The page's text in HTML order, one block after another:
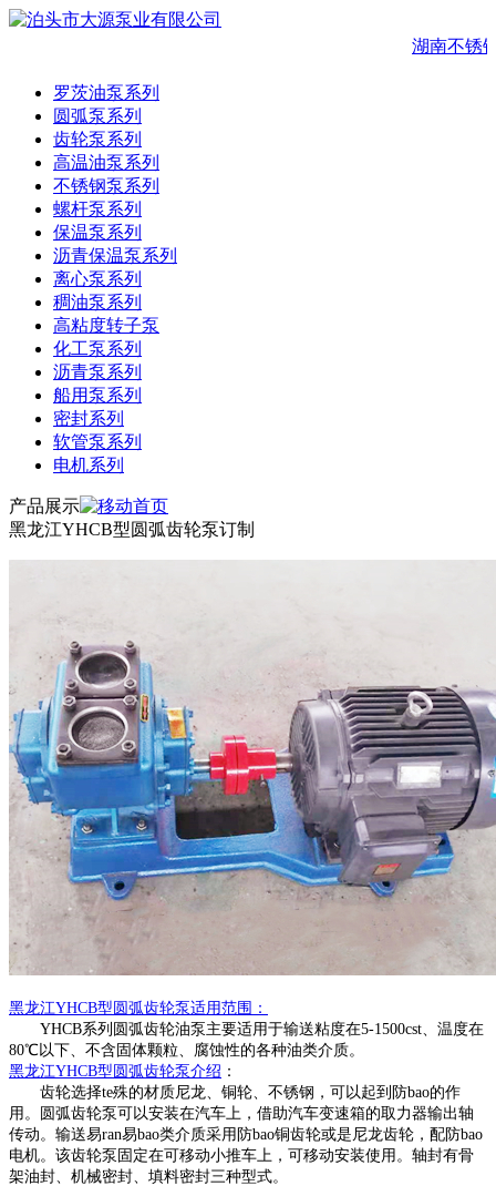
湖南不锈
罗茨油泵系列
圆弧泵系列
齿轮泵系列
高温油泵系列
不锈钢泵系列
螺杆泵系列
保温泵系列
沥青保温泵系列
离心泵系列
稠油泵系列
高粘度转子泵
化工泵系列
沥青泵系列
船用泵系列
密封系列
软管泵系列
电机系列
产品展示
黑龙江YHCB型圆弧齿轮泵订制
黑龙江YHCB型圆弧齿轮泵适用范围：
YHCB系列圆弧齿轮油泵 主要适用于输送粘度在5-1500cst、温度在
80℃以下、不含固体颗粒、腐蚀性的各种油类介质。
黑龙江YHCB型圆弧齿轮泵介绍 ：
齿轮选择te殊的材质尼龙、铜轮、不锈钢，可以起到防bao的作
用。圆弧齿轮泵可以安装在汽车上，借助汽车变速箱的取力器输出轴
传动。输送易ran易bao类介质采用防bao铜齿轮或是尼龙齿轮，配防bao
电机。该齿轮泵固定在可移动小推车上，可移动安装使用。轴封有骨
架油封、机械密封、填料密封三种型式。